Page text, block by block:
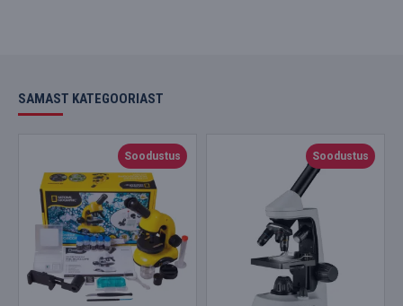
SAMAST KATEGOORIAST
Soodustus Soodustus